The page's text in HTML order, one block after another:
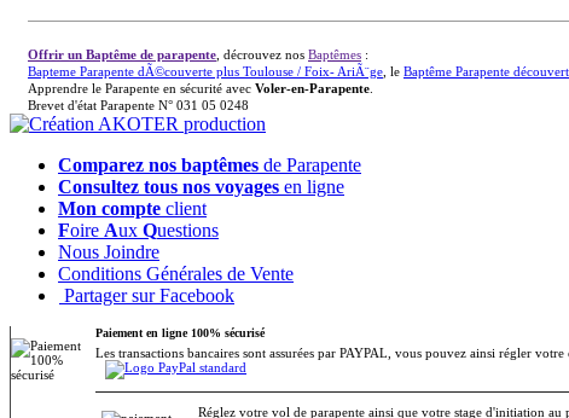
Offrir un Baptême de parapente , décrouvez nos Baptêmes :
Bapteme Parapente dÃ©couverte plus Toulouse / Foix- AriÃ¨ge , le Baptême Parapente
Apprendre le Parapente en sécurité avec Voler-en-Parapente
Brevet d'état Parapente N° 031 05 0248
Comparez nos baptêmes de Parapente
Consultez tous nos voyages en ligne
Mon compte client
Foire Aux Questions
Nous Joindre
Conditions Générales de Vente
Partager sur Facebook
Paiement en ligne 100% sécurisé
Les transactions bancaires sont assurées par PAYPAL, vous pouvez ainsi régler
Réglez votre vol de parapente ainsi que votre stage d'initiation au